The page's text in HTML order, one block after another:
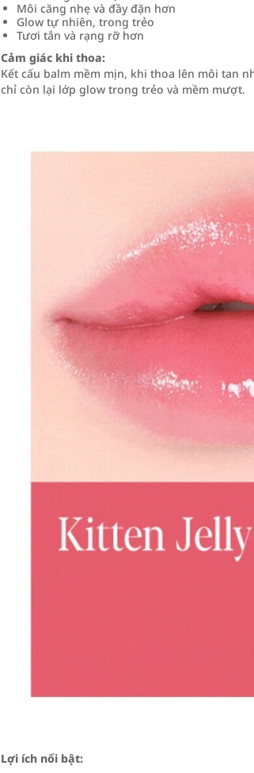
Môi căng nhẹ và đầy đặn hơn
Glow tự nhiên, trong trẻo
Tươi tắn và rạng rỡ hơn
Cảm giác khi thoa:
Kết cấu balm mềm mịn, khi thoa lên môi tan
chỉ còn lại lớp glow trong trẻo và mềm mượt.
Lợi ích nổi bật: